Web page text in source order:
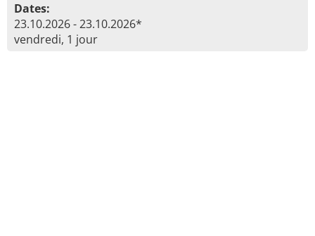
Dates:
23.10.2026 - 23.10.2026*
vendredi, 1 jour